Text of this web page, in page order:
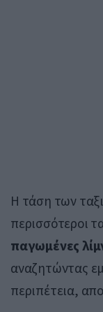
Η τάση των
περισσότεροι
παγωμένες
αναζητώντας
περιπέτεια,